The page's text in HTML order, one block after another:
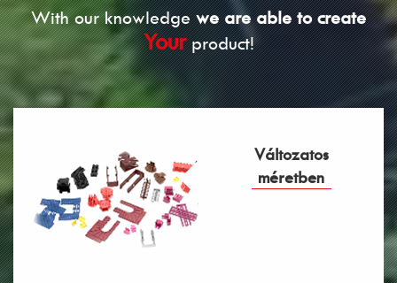
With our knowledgewe are able to create
Yourproduct!
Változatos
méretben